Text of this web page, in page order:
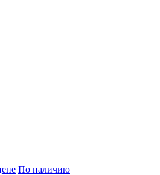
По наличию